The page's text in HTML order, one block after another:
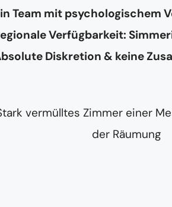
Team mit psychologischem
Verfügbarkeit:
Diskretion & keine